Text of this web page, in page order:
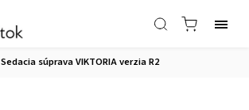
Sedacia súprava VIKTORIA verzia R2